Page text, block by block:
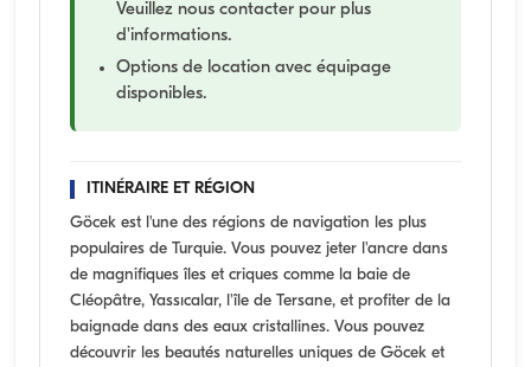
Veuillez nous contacter pour plus
d'informations.
Options de location avec équipage
disponibles.
ITINÉRAIRE ET RÉGION
Göcek est l'une des régions de navigation les plus
populaires de Turquie. Vous pouvez jeter l'ancre dans
de magnifiques îles et criques comme la baie de
Cléopâtre, Yassıcalar, l'île de Tersane, et profiter de la
baignade dans des eaux cristallines. Vous pouvez
découvrir les beautés naturelles uniques de Göcek et